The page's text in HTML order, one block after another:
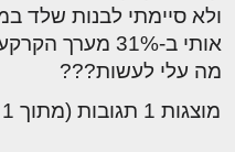
אותי ב-31% מערך הקרקע .
מה עלי לעשות???
מוצגות 1 תגובות (מתוך 1 סה״כ)